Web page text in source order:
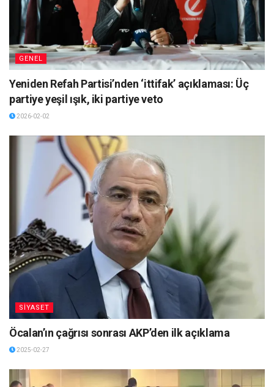
GENEL
Yeniden Refah Partisi’nden ‘ittifak’ açıklaması: Üç
partiye yeşil ışık, iki partiye veto
2026-02-02
SİYASET
Öcalan’ın çağrısı sonrası AKP’den ilk açıklama
2025-02-27